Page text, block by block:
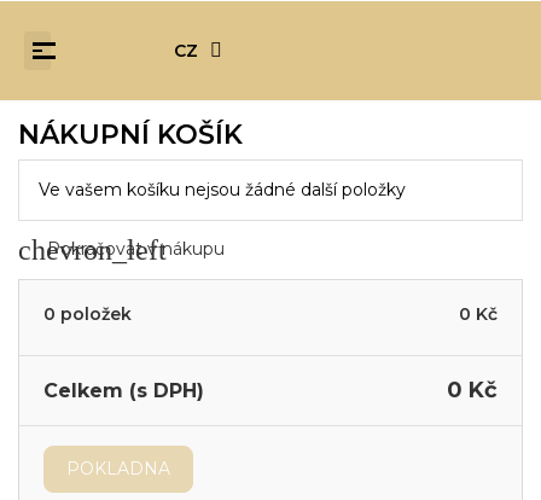
CZ
NÁKUPNÍ KOŠÍK
Ve vašem košíku nejsou žádné další položky
chevron_left
Pokračovat v nákupu
0 položek 0 Kč
Celkem (s DPH) 0 Kč
POKLADNA